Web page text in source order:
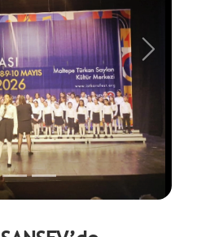
Sonraki